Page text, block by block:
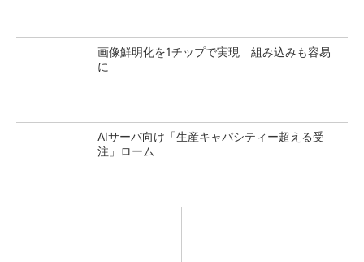
画像鮮明化を1チップで実現 組み込みも容易
に
AIサーバ向け「生産キャパシティー超える受
注」ローム